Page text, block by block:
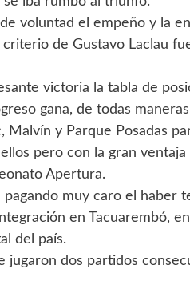
voluntad el empeño y la
de Gustavo Laclau
victoria la tabla de
gana, de todas
Malvín y Parque Posadas
pero con la gran
Apertura.
pagando muy caro el
en Tacuarembó,
del país.
jugaron dos partidos